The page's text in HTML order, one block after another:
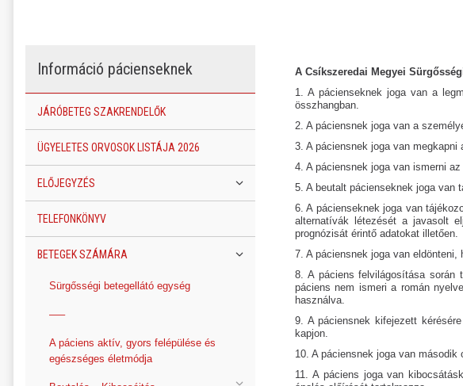
A Csíkszeredai Megyei
1. A pácienseknek joga van a
összhangban.
2. A páciensnek joga van a
3. A páciensnek joga van
4. A páciensnek joga van ismerni
5. A beutalt pácienseknek joga van
6. A pácienseknek joga van
alternatívák létezését a javasolt
prognózisát érintő adatokat illetően.
7. A páciensnek joga van
8. A páciens felvilágosítása során
páciens nem ismeri a román
használva.
9. A páciensnek kifejezett
kapjon.
10. A páciensnek joga van
11. A páciens joga van
Információ pácienseknek
JÁRÓBETEG SZAKRENDELŐK
ÜGYELETES ORVOSOK LISTÁJA 2026
ELŐJEGYZÉS
TELEFONKÖNYV
BETEGEK SZÁMÁRA
Sürgősségi betegellátó egység
—–
A páciens aktív, gyors felépülése és
egészséges életmódja